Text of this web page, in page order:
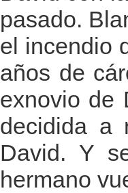
pasado.
el incendio
años de
exnovio de
decidida a
David. Y
hermano